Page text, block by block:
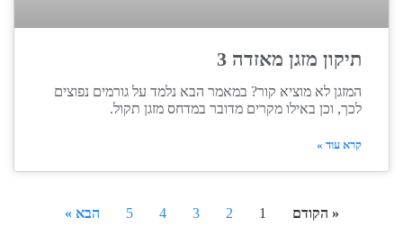
תיקון מזגן מאזדה 3
המזגן לא מוציא קור? במאמר הבא נלמד על גורמים נפוצים
לכך, וכן באילו מקרים מדובר במדחס מזגן תקול.
קרא עוד »
« הקודם הבא »